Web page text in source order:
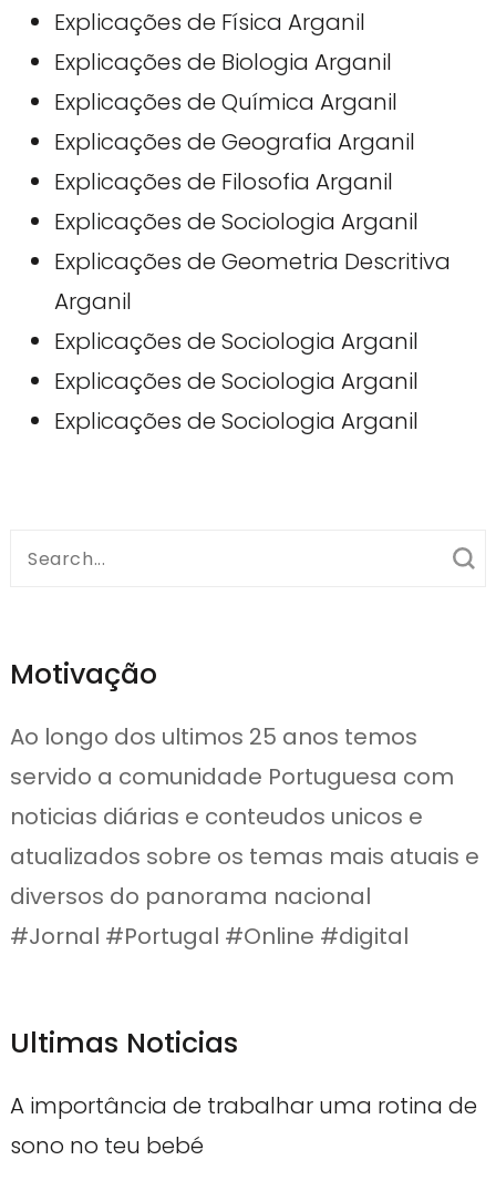
Explicações de Física Arganil
Explicações de Biologia Arganil
Explicações de Química Arganil
Explicações de Geografia Arganil
Explicações de Filosofia Arganil
Explicações de Sociologia Arganil
Explicações de Geometria Descritiva
Arganil
Explicações de Sociologia Arganil
Explicações de Sociologia Arganil
Explicações de Sociologia Arganil
Search
Motivação
Ao longo dos ultimos 25 anos temos
servido a comunidade Portuguesa com
noticias diárias e conteudos unicos e
atualizados sobre os temas mais atuais e
diversos do panorama nacional
#Jornal #Portugal #Online #digital
Ultimas Noticias
A importância de trabalhar uma rotina de
sono no teu bebé